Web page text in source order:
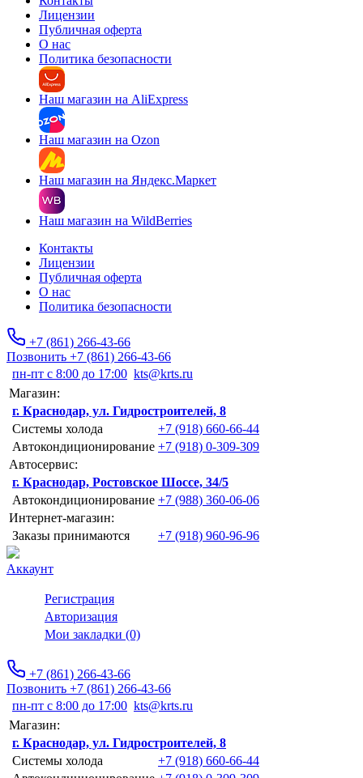
Лицензии
Публичная оферта
О нас
Политика безопасности
Наш магазин на AliExpress
Наш магазин на Ozon
Наш магазин на Яндекс.Маркет
Наш магазин на WildBerries
Контакты
Лицензии
Публичная оферта
О нас
Политика безопасности
+7 (861) 266-43-66
Позвонить +7 (861) 266-43-66
пн-пт с 8:00 до 17:00 kts@krts.ru
Магазин:
г. Краснодар, ул. Гидростроителей, 8
Системы холода
+7 (918) 660-66-44
Автокондиционирование +7 (918) 0-309-309
Автосервис:
г. Краснодар, Ростовское Шоссе, 34/5
Автокондиционирование +7 (988) 360-06-06
Интернет-магазин:
Заказы принимаются
+7 (918) 960-96-96
Аккаунт
Регистрация
Авторизация
Мои закладки (0)
+7 (861) 266-43-66
Позвонить +7 (861) 266-43-66
пн-пт с 8:00 до 17:00 kts@krts.ru
Магазин:
г. Краснодар, ул. Гидростроителей, 8
Системы холода
+7 (918) 660-66-44